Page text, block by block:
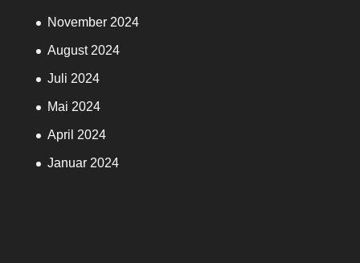
November 2024
August 2024
Juli 2024
Mai 2024
April 2024
Januar 2024